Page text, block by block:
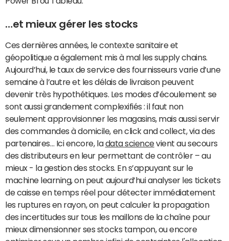
…et mieux gérer les stocks
Ces dernières années, le contexte sanitaire et
géopolitique a également mis à mal les supply chains.
Aujourd’hui, le taux de service des fournisseurs varie d’une
semaine à l’autre et les délais de livraison peuvent
devenir très hypothétiques. Les modes d’écoulement se
sont aussi grandement complexifiés : il faut non
seulement approvisionner les magasins, mais aussi servir
des commandes à domicile, en click and collect, via des
partenaires… Ici encore, ladata sciencevient au secours
des distributeurs en leur permettant de contrôler – au
mieux - la gestion des stocks. En s’appuyant sur le
machine learning, on peut aujourd’hui analyser les tickets
de caisse en temps réel pour détecter immédiatement
les ruptures en rayon, on peut calculer la propagation
des incertitudes sur tous les maillons de la chaîne pour
mieux dimensionner ses stocks tampon, ou encore